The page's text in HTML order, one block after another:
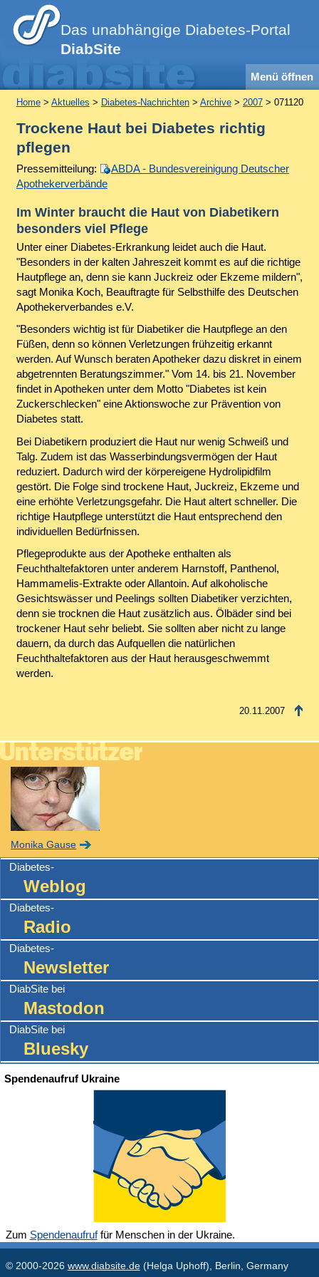
Das unabhängige Diabetes-Portal
DiabSite
Menü öffnen
Home> Aktuelles > Diabetes-Nachrichten> Archive> 2007> 071120
Trockene Haut bei Diabetes richtig
pflegen
Pressemitteilung:
ABDA - Bundesvereinigung Deutscher
Apothekerverbände
Im Winter braucht die Haut von Diabetikern
besonders viel Pflege
Unter einer Diabetes-Erkrankung leidet auch die Haut.
"Besonders in der kalten Jahreszeit kommt es auf die richtige
Hautpflege an, denn sie kann Juckreiz oder Ekzeme mildern",
sagt Monika Koch, Beauftragte für Selbsthilfe des Deutschen
Apothekerverbandes e.V.
"Besonders wichtig ist für Diabetiker die Hautpflege an den
Füßen, denn so können Verletzungen frühzeitig erkannt
werden. Auf Wunsch beraten Apotheker dazu diskret in einem
abgetrennten Beratungszimmer." Vom 14. bis 21. November
findet in Apotheken unter dem Motto "Diabetes ist kein
Zuckerschlecken" eine Aktionswoche zur Prävention von
Diabetes statt.
Bei Diabetikern produziert die Haut nur wenig Schweiß und
Talg. Zudem ist das Wasserbindungsvermögen der Haut
reduziert. Dadurch wird der körpereigene Hydrolipidfilm
gestört. Die Folge sind trockene Haut, Juckreiz, Ekzeme und
eine erhöhte Verletzungsgefahr. Die Haut altert schneller. Die
richtige Hautpflege unterstützt die Haut entsprechend den
individuellen Bedürfnissen.
Pflegeprodukte aus der Apotheke enthalten als
Feuchthaltefaktoren unter anderem Harnstoff, Panthenol,
Hammamelis-Extrakte oder Allantoin. Auf alkoholische
Gesichtswässer und Peelings sollten Diabetiker verzichten,
denn sie trocknen die Haut zusätzlich aus. Ölbäder sind bei
trockener Haut sehr beliebt. Sie sollten aber nicht zu lange
dauern, da durch das Aufquellen die natürlichen
Feuchthaltefaktoren aus der Haut herausgeschwemmt
werden.
20.11.2007
Monika Gause
Diabetes-
Weblog
Diabetes-
Radio
Diabetes-
Newsletter
DiabSite bei
Mastodon
DiabSite bei
Bluesky
Spendenaufruf Ukraine
Zum Spendenaufruffür Menschen in der Ukraine.
© 2000-2026 www.diabsite.de(Helga Uphoff), Berlin, Germany